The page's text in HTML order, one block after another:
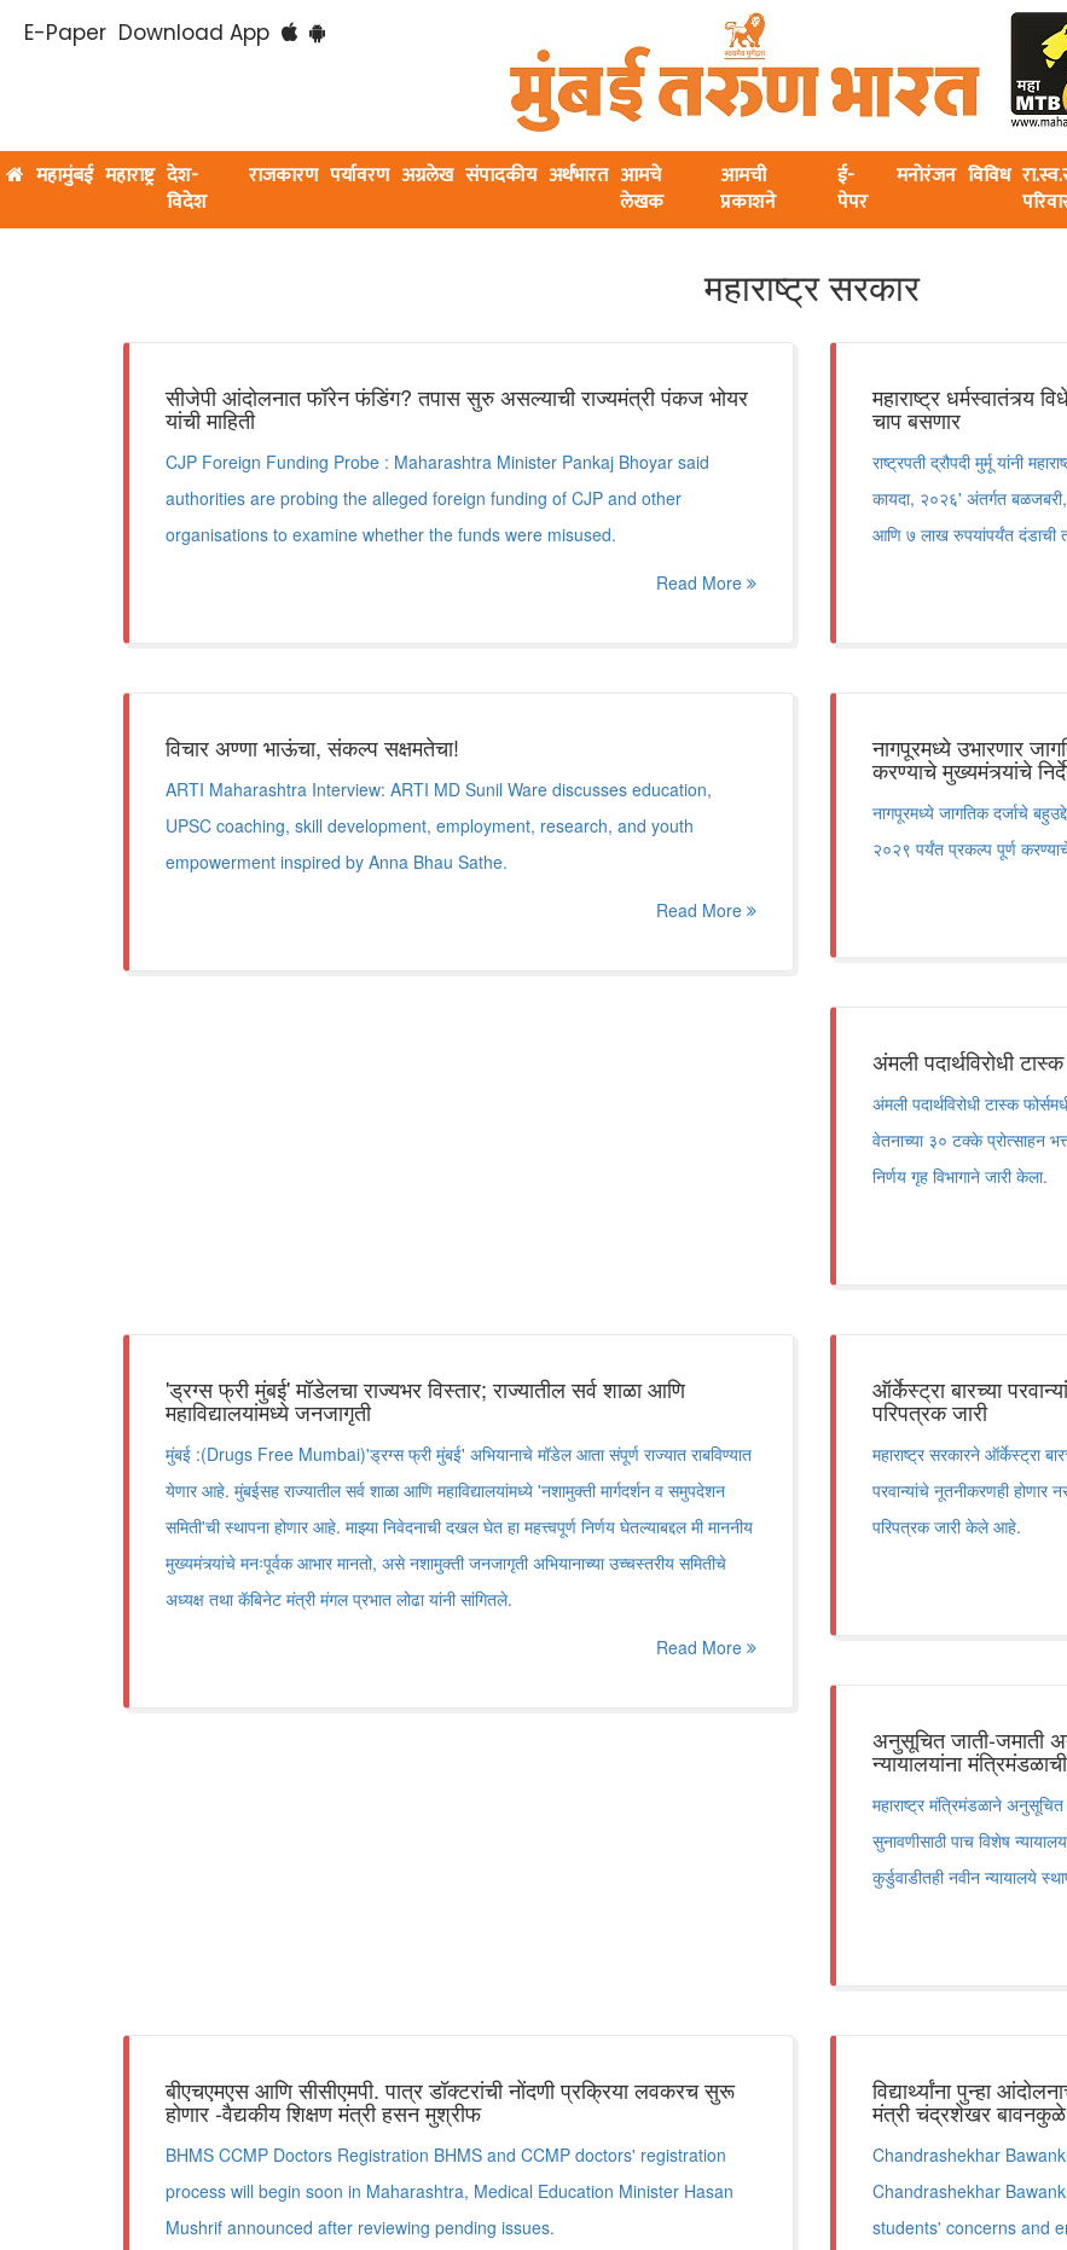
E-Paper Download App
महामुंबई महाराष्ट्र देश-
विदेश
राजकारण पर्यावरण अग्रलेख संपादकीय अर्थभारत आमचे
लेखक
आमची
प्रकाशने
ई-
पेपर
मनोरंजन विविध
महाराष्ट्र सरकार
सीजेपी आंदोलनात फॉरेन फंडिंग? तपास सुरु असल्याची राज्यमंत्री पंकज भोयर
यांची माहिती
CJP Foreign Funding Probe : Maharashtra Minister Pankaj Bhoyar said
authorities are probing the alleged foreign funding of CJP and other
organisations to examine whether the funds were misused.
Read More
महाराष्ट्र धर्मस्वातंत्र्य
चाप बसणार
राष्ट्रपती द्रौपदी मुर्मू यांनी
कायदा, २०२६' अंतर्गत बळजबरी,
आणि ७ लाख रुपयांपर्यंत
विचार अण्णा भाऊंचा, संकल्प सक्षमतेचा!
ARTI Maharashtra Interview: ARTI MD Sunil Ware discusses education,
UPSC coaching, skill development, employment, research, and youth
empowerment inspired by Anna Bhau Sathe.
Read More
नागपूरमध्ये उभारणार
करण्याचे मुख्यमंत्र्यांचे
नागपूरमध्ये जागतिक दर्जाचे
२०२९ पर्यंत प्रकल्प पूर्ण
अंमली पदार्थविरोधी
अंमली पदार्थविरोधी टास्क
वेतनाच्या ३० टक्के प्रोत्साहन
निर्णय गृह विभागाने जारी केला.
'ड्रग्स फ्री मुंबई' मॉडेलचा राज्यभर विस्तार; राज्यातील सर्व शाळा आणि
महाविद्यालयांमध्ये जनजागृती
मुंबई :(Drugs Free Mumbai)'ड्रग्स फ्री मुंबई' अभियानाचे मॉडेल आता संपूर्ण राज्यात राबविण्यात
येणार आहे. मुंबईसह राज्यातील सर्व शाळा आणि महाविद्यालयांमध्ये 'नशामुक्ती मार्गदर्शन व समुपदेशन
समिती'ची स्थापना होणार आहे. माझ्या निवेदनाची दखल घेत हा महत्त्वपूर्ण निर्णय घेतल्याबद्दल मी माननीय
मुख्यमंत्र्यांचे मनःपूर्वक आभार मानतो, असे नशामुक्ती जनजागृती अभियानाच्या उच्चस्तरीय समितीचे
अध्यक्ष तथा कॅबिनेट मंत्री मंगल प्रभात लोढा यांनी सांगितले.
Read More
ऑर्केस्ट्रा बारच्या
परिपत्रक जारी
महाराष्ट्र सरकारने ऑर्केस्ट्रा
परवान्यांचे नूतनीकरणही होणार
परिपत्रक जारी केले आहे.
अनुसूचित जाती-जमाती
न्यायालयांना
महाराष्ट्र मंत्रिमंडळाने
सुनावणीसाठी पाच विशेष
कुर्डुवाडीतही नवीन न्यायालये
बीएचएमएस आणि सीसीएमपी. पात्र डॉक्टरांची नोंदणी प्रक्रिया लवकरच सुरू
होणार -वैद्यकीय शिक्षण मंत्री हसन मुश्रीफ
BHMS CCMP Doctors Registration BHMS and CCMP doctors' registration
process will begin soon in Maharashtra, Medical Education Minister Hasan
Mushrif announced after reviewing pending issues.
विद्यार्थ्यांना पुन्हा
मंत्री चंद्रशेखर बावनकुळे
Chandrashekhar
Chandrashekhar
students' concerns and